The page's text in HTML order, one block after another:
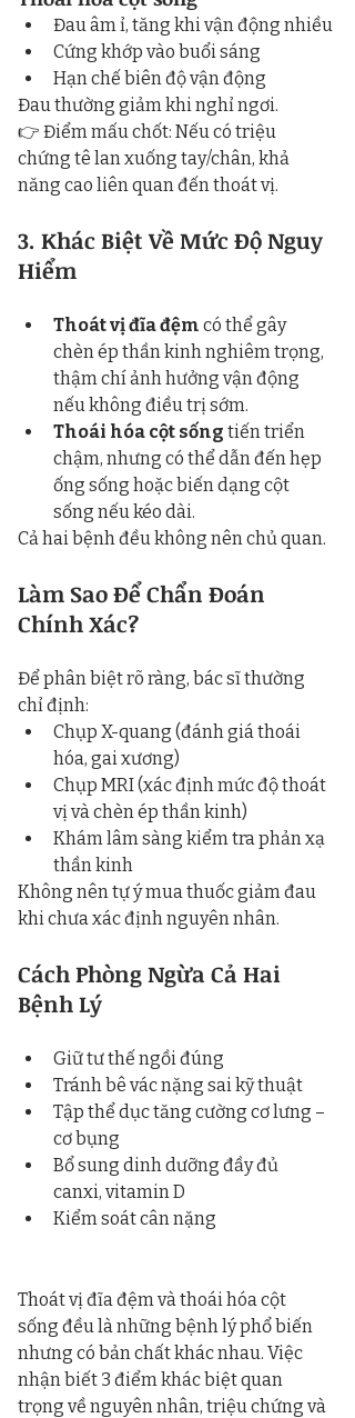
Đau âm ỉ, tăng khi vận động nhiều
Cứng khớp vào buổi sáng
Hạn chế biên độ vận động
Đau thường giảm khi nghỉ ngơi.
👉 Điểm mấu chốt: Nếu có triệu
chứng tê lan xuống tay/chân, khả
năng cao liên quan đến thoát vị.
3. Khác Biệt Về Mức Độ Nguy
Hiểm
Thoát vị đĩa đệm có thể gây
chèn ép thần kinh nghiêm trọng,
thậm chí ảnh hưởng vận động
nếu không điều trị sớm.
Thoái hóa cột sống tiến triển
chậm, nhưng có thể dẫn đến hẹp
ống sống hoặc biến dạng cột
sống nếu kéo dài.
Cả hai bệnh đều không nên chủ quan.
Làm Sao Để Chẩn Đoán
Chính Xác?
Để phân biệt rõ ràng, bác sĩ thường
chỉ định:
Chụp X-quang (đánh giá thoái
hóa, gai xương)
Chụp MRI (xác định mức độ thoát
vị và chèn ép thần kinh)
Khám lâm sàng kiểm tra phản xạ
thần kinh
Không nên tự ý mua thuốc giảm đau
khi chưa xác định nguyên nhân.
Cách Phòng Ngừa Cả Hai
Bệnh Lý
Giữ tư thế ngồi đúng
Tránh bê vác nặng sai kỹ thuật
Tập thể dục tăng cường cơ lưng –
cơ bụng
Bổ sung dinh dưỡng đầy đủ
canxi, vitamin D
Kiểm soát cân nặng
Thoát vị đĩa đệm và thoái hóa cột
sống đều là những bệnh lý phổ biến
nhưng có bản chất khác nhau. Việc
nhận biết 3 điểm khác biệt quan
trọng về nguyên nhân, triệu chứng và